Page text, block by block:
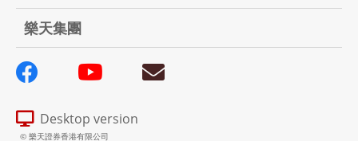
樂天集團
Desktop version
© 樂天證券香港有限公司